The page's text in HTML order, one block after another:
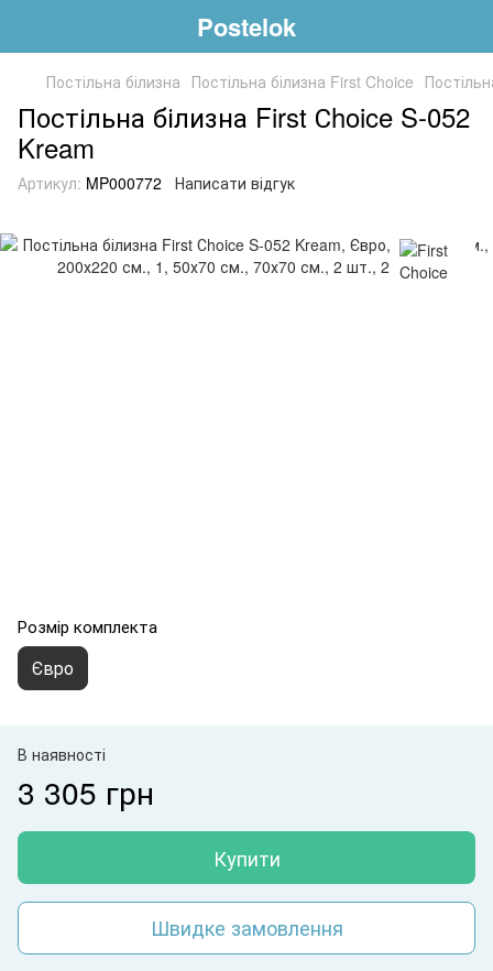
Postelok
Постільна білизна Постільна білизна First Choice
Постільна білизна First Сhoice S-052
Kream
Артикул: MP000772 Написати відгук
Розмір комплекта
Євро
В наявності
3 305 грн
Купити
Швидке замовлення